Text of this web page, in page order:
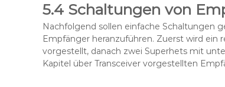
5.4 Schaltungen von
Nachfolgend sollen einfache Schaltungen
Empfänger heranzuführen. Zuerst wird
vorgestellt, danach zwei Superhets mit
Kapitel über Transceiver vorgestellten